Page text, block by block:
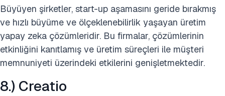
Büyüyen şirketler, start-up aşamasını geride bırakmış
ve hızlı büyüme ve ölçeklenebilirlik yaşayan üretim
yapay zeka çözümleridir. Bu firmalar, çözümlerinin
etkinliğini kanıtlamış ve üretim süreçleri ile müşteri
memnuniyeti üzerindeki etkilerini genişletmektedir.
8.) Creatio